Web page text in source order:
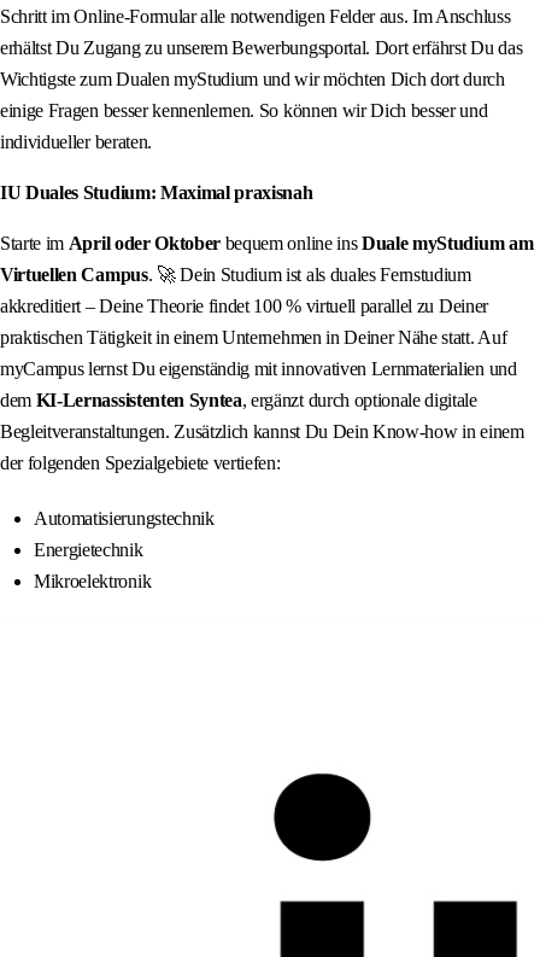
Schritt im Online-Formular alle notwendigen Felder aus. Im Anschluss
erhältst Du Zugang zu unserem Bewerbungsportal. Dort erfährst Du das
Wichtigste zum Dualen myStudium und wir möchten Dich dort durch
einige Fragen besser kennenlernen. So können wir Dich besser und
individueller beraten.
IU Duales Studium: Maximal praxisnah
Starte im April oder Oktober bequem online insDuale myStudium am
Virtuellen Campus. 🚀 Dein Studium ist als duales Fernstudium
akkreditiert – Deine Theorie findet 100 % virtuell parallel zu Deiner
praktischen Tätigkeit in einem Unternehmen in Deiner Nähe statt. Auf
myCampus lernst Du eigenständig mit innovativen Lernmaterialien und
dem KI‑Lernassistenten Syntea, ergänzt durch optionale digitale
Begleitveranstaltungen. Zusätzlich kannst Du Dein Know-how in einem
der folgenden Spezialgebiete vertiefen:
Automatisierungstechnik
Energietechnik
Mikroelektronik